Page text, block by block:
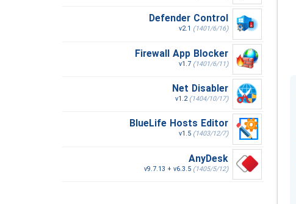
Defender Control
v2.1 (1401/6/16)
Firewall App Blocker
v1.7 (1401/6/11)
Net Disabler
v1.2(1404/10/17)
BlueLife Hosts Editor
v1.5 (1403/12/7)
AnyDesk
v9.7.13 + v6.3.5 (1405/5/12)